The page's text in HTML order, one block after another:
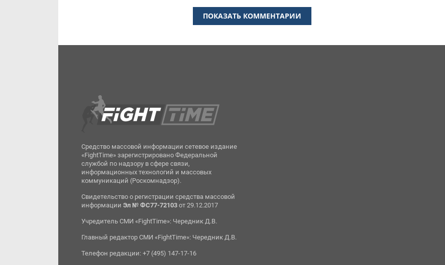
ПОКАЗАТЬ КОММЕНТАРИИ
Средство массовой информации сетевое издание
«FightTime» зарегистрировано Федеральной
службой по надзору в сфере связи,
информационных технологий и массовых
коммуникаций (Роскомнадзор).
Свидетельство о регистрации средства массовой
информацииЭл № ФС77-72103 от 29.12.2017
Учредитель СМИ «FightTime»: Чередник Д.В.
Главный редактор СМИ «FightTime»: Чередник Д.В.
Телефон редакции: +7 (495) 147-17-16